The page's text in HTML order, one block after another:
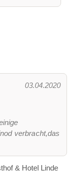
03.04.2020
verbracht,das
& Hotel Linde